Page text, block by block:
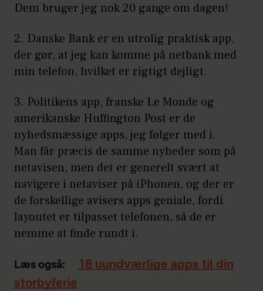
Dem bruger jeg nok 20 gange om dagen!
2. Danske Bank er en utrolig praktisk app,
der gør, at jeg kan komme på netbank med
min telefon, hvilket er rigtigt dejligt.
3. Politikens app, franske Le Monde og
amerikanske Huffington Post er de
nyhedsmæssige apps, jeg følger med i.
Man får præcis de samme nyheder som på
netavisen, men det er generelt svært at
navigere i netaviser på iPhonen, og der er
de forskellige avisers apps geniale, fordi
layoutet er tilpasset telefonen, så de er
nemme at finde rundt i.
Læs også:
18 uundværlige apps til din
storbyferie